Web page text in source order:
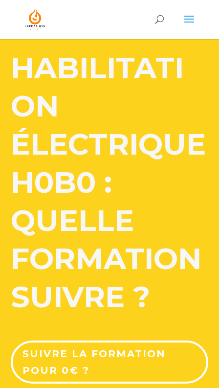
HABILITATI
ON
ÉLECTRIQUE
H0B0 :
QUELLE
FORMATION
SUIVRE ?
SUIVRE LA FORMATION
POUR 0€ ?